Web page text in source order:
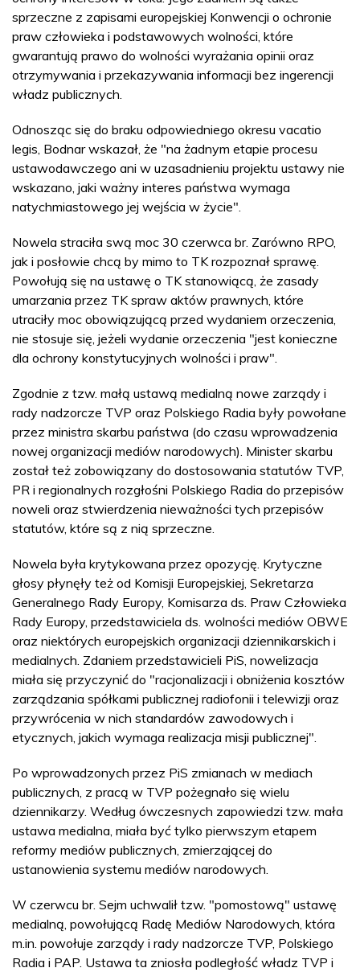
sprzeczne z zapisami europejskiej Konwencji o ochronie
praw człowieka i podstawowych wolności, które
gwarantują prawo do wolności wyrażania opinii oraz
otrzymywania i przekazywania informacji bez ingerencji
władz publicznych.
Odnosząc się do braku odpowiedniego okresu vacatio
legis, Bodnar wskazał, że "na żadnym etapie procesu
ustawodawczego ani w uzasadnieniu projektu ustawy nie
wskazano, jaki ważny interes państwa wymaga
natychmiastowego jej wejścia w życie".
Nowela straciła swą moc 30 czerwca br. Zarówno RPO,
jak i posłowie chcą by mimo to TK rozpoznał sprawę.
Powołują się na ustawę o TK stanowiącą, że zasady
umarzania przez TK spraw aktów prawnych, które
utraciły moc obowiązującą przed wydaniem orzeczenia,
nie stosuje się, jeżeli wydanie orzeczenia "jest konieczne
dla ochrony konstytucyjnych wolności i praw".
Zgodnie z tzw. małą ustawą medialną nowe zarządy i
rady nadzorcze TVP oraz Polskiego Radia były powołane
przez ministra skarbu państwa (do czasu wprowadzenia
nowej organizacji mediów narodowych). Minister skarbu
został też zobowiązany do dostosowania statutów TVP,
PR i regionalnych rozgłośni Polskiego Radia do przepisów
noweli oraz stwierdzenia nieważności tych przepisów
statutów, które są z nią sprzeczne.
Nowela była krytykowana przez opozycję. Krytyczne
głosy płynęły też od Komisji Europejskiej, Sekretarza
Generalnego Rady Europy, Komisarza ds. Praw Człowieka
Rady Europy, przedstawiciela ds. wolności mediów OBWE
oraz niektórych europejskich organizacji dziennikarskich i
medialnych. Zdaniem przedstawicieli PiS, nowelizacja
miała się przyczynić do "racjonalizacji i obniżenia kosztów
zarządzania spółkami publicznej radiofonii i telewizji oraz
przywrócenia w nich standardów zawodowych i
etycznych, jakich wymaga realizacja misji publicznej".
Po wprowadzonych przez PiS zmianach w mediach
publicznych, z pracą w TVP pożegnało się wielu
dziennikarzy. Według ówczesnych zapowiedzi tzw. mała
ustawa medialna, miała być tylko pierwszym etapem
reformy mediów publicznych, zmierzającej do
ustanowienia systemu mediów narodowych.
W czerwcu br. Sejm uchwalił tzw. "pomostową" ustawę
medialną, powołującą Radę Mediów Narodowych, która
m.in. powołuje zarządy i rady nadzorcze TVP, Polskiego
Radia i PAP. Ustawa ta zniosła podległość władz TVP i